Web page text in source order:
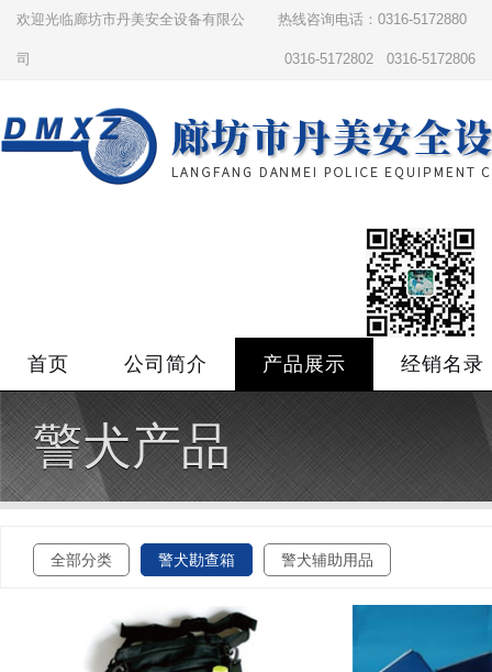
欢迎光临廊坊市丹美安全设备有限公
司
热线咨询电话：0316-5172880
0316-5172802 0316-5172806
首页 公司简介 产品展示 经销名录
警犬产品
全部分类 警犬勘查箱 警犬辅助用品